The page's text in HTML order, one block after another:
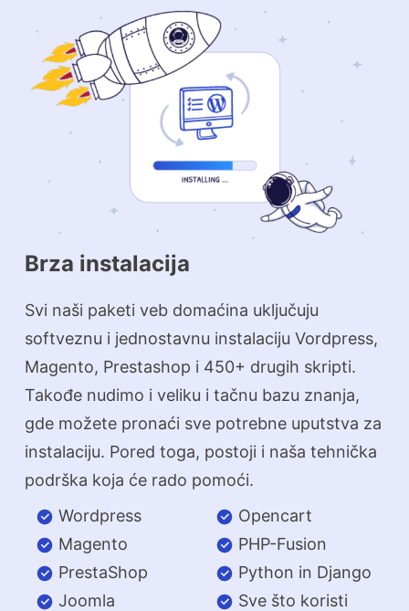
Brza instalacija
Svi naši paketi veb domaćina uključuju
softveznu i jednostavnu instalaciju Vordpress,
Magento, Prestashop i 450+ drugih skripti.
Takođe nudimo i veliku i tačnu bazu znanja,
gde možete pronaći sve potrebne uputstva za
instalaciju. Pored toga, postoji i naša tehnička
podrška koja će rado pomoći.
Wordpress
Magento
PrestaShop
Joomla
Opencart
PHP-Fusion
Python in Django
Sve što koristi